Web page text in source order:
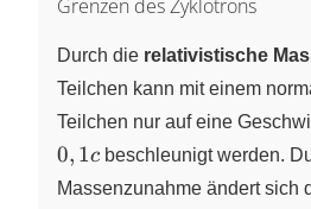
Grenzen des Zyklotrons
Durch die relativistische
Teilchen kann mit einem
Teilchen nur auf eine
0, 1c beschleunigt werden.
Massenzunahme ändert sich